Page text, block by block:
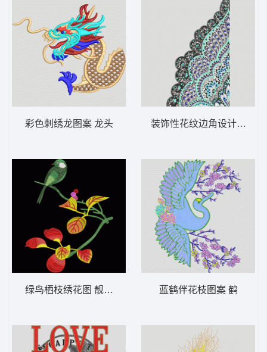
彩色刺绣龙图案 龙头
绿鸟栖枝绣花图 靓花 鸟
装饰性花纹边角设计 抽象
蓝鹤伴花枝图案 鹤